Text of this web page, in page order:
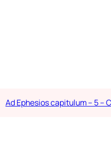
Ad Ephesios capitulum – 5 –